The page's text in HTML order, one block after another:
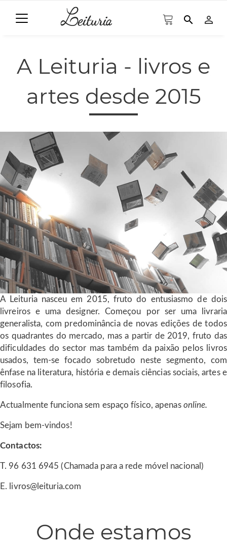
search person_outline
A Leituria - livros e
artes desde 2015
A Leituria nasceu em 2015, fruto do entusiasmo de dois
livreiros e uma designer. Começou por ser uma livraria
generalista, com predominância de novas edições de todos
os quadrantes do mercado, mas a partir de 2019, fruto das
dificuldades do sector mas também da paixão pelos livros
usados, tem-se focado sobretudo neste segmento, com
ênfase na literatura, história e demais ciências sociais, artes e
filosofia.
Actualmente funciona sem espaço físico, apenas online.
Sejam bem-vindos!
Contactos:
T. 96 631 6945 (Chamada para a rede móvel nacional)
E. livros@leituria.com
Onde estamos